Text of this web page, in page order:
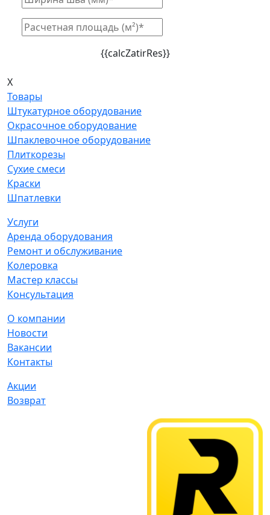
{{calcZatirRes}}
X
Товары
Штукатурное оборудование
Окрасочное оборудование
Шпаклевочное оборудование
Плиткорезы
Сухие смеси
Краски
Шпатлевки
Услуги
Аренда оборудования
Ремонт и обслуживание
Колеровка
Мастер классы
Консультация
О компании
Новости
Вакансии
Контакты
Акции
Возврат